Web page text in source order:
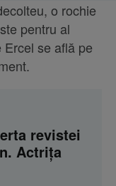
o rochie
pentru al
se află pe
revistei
Actrița